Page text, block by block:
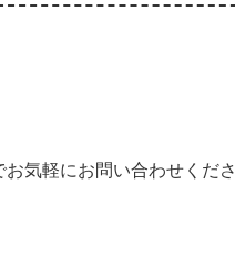
気軽にお問い合わせくださ